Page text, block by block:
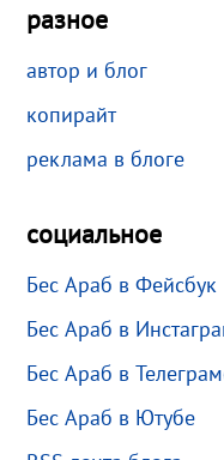
разное
автор и блог
копирайт
реклама в блоге
социальное
Бес Араб в Фейсбук
Бес Араб в
Бес Араб в
Бес Араб в Ютубе